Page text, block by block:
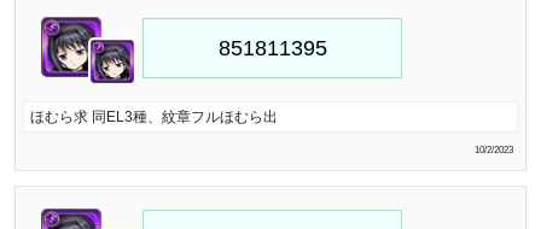
ほむら求 同EL3種、紋章フルほむら出
10/2/2023